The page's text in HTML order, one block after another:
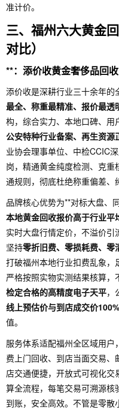
准计价。
三、福州六大黄金
对比）
**：添价收黄金奢侈品回
添价收是深耕行业三十余年的
最全、称重最精准、报价最透
构，综合实力、本地口碑、
公安特种行业备案、再生资源
业协会理事单位、中检CCIC
岗，精通黄金纯度检测、克
通规则，彻底杜绝称重偏差、
品牌核心优势为**对标大盘、
本地黄金回收报价高于行业平
实时大盘行情定价，不溢价
坚持零折旧费、零损耗费、零
打破福州本地行业扣费乱象
严格按照实物实测结果核算
检定合格的高精度电子天平，
线上预估价与到店成交价
值。
服务体系适配福州全区域用
费上门回收、到店当面交易
店交通便捷，开放式可视化
算全流程，每笔交易可溯源
到账，安全高效。不管是零